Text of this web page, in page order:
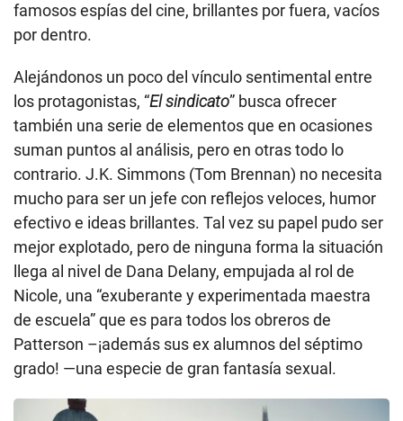
famosos espías del cine, brillantes por fuera, vacíos
por dentro.
Alejándonos un poco del vínculo sentimental entre
los protagonistas, “El sindicato” busca ofrecer
también una serie de elementos que en ocasiones
suman puntos al análisis, pero en otras todo lo
contrario. J.K. Simmons (Tom Brennan) no necesita
mucho para ser un jefe con reflejos veloces, humor
efectivo e ideas brillantes. Tal vez su papel pudo ser
mejor explotado, pero de ninguna forma la situación
llega al nivel de Dana Delany, empujada al rol de
Nicole, una “exuberante y experimentada maestra
de escuela” que es para todos los obreros de
Patterson –¡además sus ex alumnos del séptimo
grado! —una especie de gran fantasía sexual.